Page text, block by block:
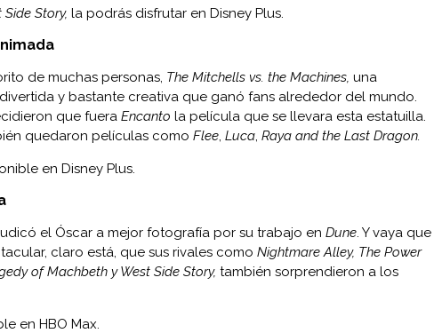
Side Story, la podrás disfrutar en Disney Plus.
de muchas personas, The Mitchells vs. the Machines, una
y bastante creativa que ganó fans alrededor del mundo.
que fuera Encanto la película que se llevara esta estatuilla.
quedaron películas como Flee, Luca, Raya and the Last Dragon.
en Disney Plus.
el Óscar a mejor fotografía por su trabajo en Dune. Y vaya que
claro está, que sus rivales como Nightmare Alley, The Power
of Machbeth y West Side Story, también sorprendieron a los
en HBO Max.